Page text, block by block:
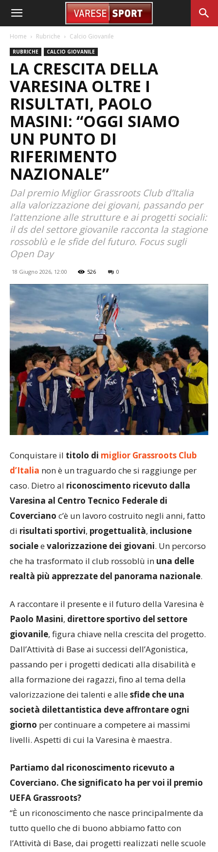
Home Rubriche Calcio Giovanile
RUBRICHE CALCIO GIOVANILE
LA CRESCITA DELLA
VARESINA OLTRE I
RISULTATI, PAOLO
MASINI: “OGGI SIAMO
UN PUNTO DI
RIFERIMENTO
NAZIONALE”
Dal premio Miglior Grassroots Club d’Italia
alla valorizzazione dei giovani, passando per
l’attenzione alle strutture e ai progetti sociali:
il ds del settore giovanile racconta la stagione
rossoblù e le sfide del futuro. Focus sugli
Open Day
18 Giugno 2026, 12:00 526 0
Conquistare il titolo di miglior Grassroots Club
d’Italia non è un traguardo che si raggiunge per
caso. Dietro al riconoscimento ricevuto dalla
Varesina al Centro Tecnico Federale di
Coverciano c’è un lavoro costruito negli anni, fatto
di risultati sportivi, progettualità, inclusione
socialeevalorizzazione dei giovani. Un percorso
che ha trasformato il club rossoblù in una delle
realtà più apprezzate del panorama nazionale.
A raccontare il presente e il futuro della Varesina è
Paolo Masini, direttore sportivo del settore
giovanile, figura chiave nella crescita del progetto.
Dall’Attività di Base ai successi dell’Agonistica,
passando per i progetti dedicati alla disabilità e
alla formazione dei ragazzi, fino al tema della
valorizzazione dei talenti e allesfide che una
società dilettantistica deve affrontare ogni
giorno per continuare a competere ai massimi
livelli. Aspetti di cui la Varesina è maestra.
Partiamo dal riconoscimento ricevuto a
Coverciano. Che significato ha per voi il premio
UEFA Grassroots?
“È un riconoscimento che nasce principalmente da
tutto quello che di buono abbiamo fatto con
l’Attività di Base, dai progetti realizzati nelle scuole